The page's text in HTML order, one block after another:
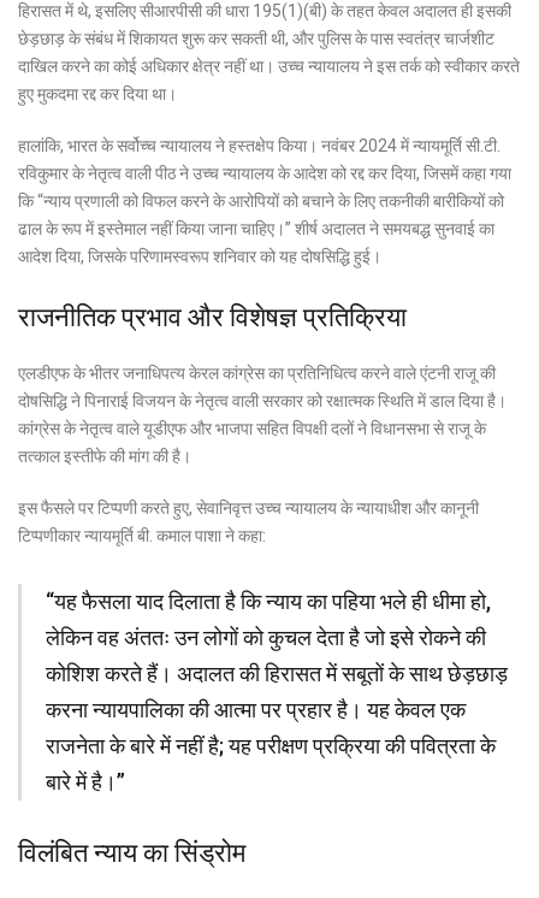
हिरासत में थे, इसलिए सीआरपीसी की धारा 195(1)(बी) के तहत केवल अदालत ही इसकी
छेड़छाड़ के संबंध में शिकायत शुरू कर सकती थी, और पुलिस के पास स्वतंत्र चार्जशीट
दाखिल करने का कोई अधिकार क्षेत्र नहीं था। उच्च न्यायालय ने इस तर्क को स्वीकार करते
हुए मुकदमा रद्द कर दिया था।
हालांकि, भारत के सर्वोच्च न्यायालय ने हस्तक्षेप किया। नवंबर 2024 में न्यायमूर्ति सी.टी.
रविकुमार के नेतृत्व वाली पीठ ने उच्च न्यायालय के आदेश को रद्द कर दिया, जिसमें कहा गया
कि “न्याय प्रणाली को विफल करने के आरोपियों को बचाने के लिए तकनीकी बारीकियों को
ढाल के रूप में इस्तेमाल नहीं किया जाना चाहिए।” शीर्ष अदालत ने समयबद्ध सुनवाई का
आदेश दिया, जिसके परिणामस्वरूप शनिवार को यह दोषसिद्धि हुई।
राजनीतिक प्रभाव और विशेषज्ञ प्रतिक्रिया
एलडीएफ के भीतर जनाधिपत्य केरल कांग्रेस का प्रतिनिधित्व करने वाले एंटनी राजू की
दोषसिद्धि ने पिनाराई विजयन के नेतृत्व वाली सरकार को रक्षात्मक स्थिति में डाल दिया है।
कांग्रेस के नेतृत्व वाले यूडीएफ और भाजपा सहित विपक्षी दलों ने विधानसभा से राजू के
तत्काल इस्तीफे की मांग की है।
इस फैसले पर टिप्पणी करते हुए, सेवानिवृत्त उच्च न्यायालय के न्यायाधीश और कानूनी
टिप्पणीकार न्यायमूर्ति बी. कमाल पाशा ने कहा:
“यह फैसला याद दिलाता है कि न्याय का पहिया भले ही धीमा हो,
लेकिन वह अंततः उन लोगों को कुचल देता है जो इसे रोकने की
कोशिश करते हैं। अदालत की हिरासत में सबूतों के साथ छेड़छाड़
करना न्यायपालिका की आत्मा पर प्रहार है। यह केवल एक
राजनेता के बारे में नहीं है; यह परीक्षण प्रक्रिया की पवित्रता के
बारे में है।”
विलंबित न्याय का सिंड्रोम